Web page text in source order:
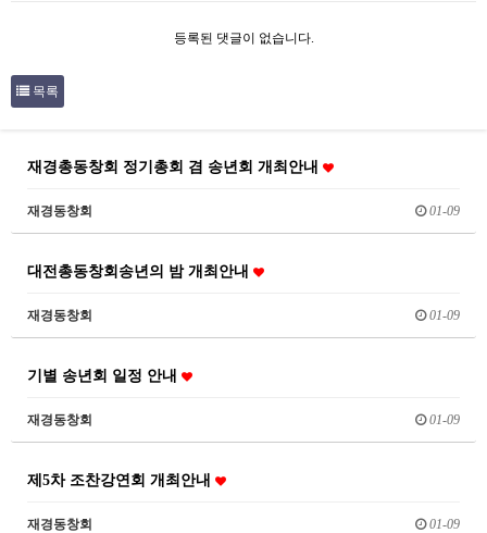
등록된 댓글이 없습니다.
목록
재경총동창회 정기총회 겸 송년회 개최안내
재경동창회 01-09
대전총동창회송년의 밤 개최안내
재경동창회 01-09
기별 송년회 일정 안내
재경동창회 01-09
제5차 조찬강연회 개최안내
재경동창회 01-09